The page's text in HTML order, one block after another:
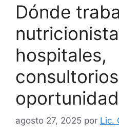
Dónde
hospitales,
agosto 27, 2025 por Lic.